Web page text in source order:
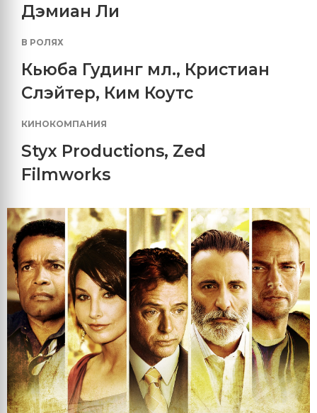
Дэмиан Ли
В РОЛЯХ
Кьюба Гудинг мл., Кристиан
Слэйтер, Ким Коутс
КИНОКОМПАНИЯ
Styx Productions, Zed
Filmworks